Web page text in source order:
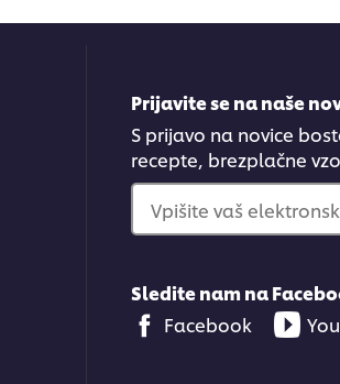
Prijavite se na naše
S prijavo na novice
recepte, brezplačne
Vpišite vaš
Sledite nam na
Facebook